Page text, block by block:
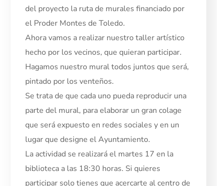
del proyecto la ruta de murales financiado por
el Proder Montes de Toledo.
Ahora vamos a realizar nuestro taller artístico
hecho por los vecinos, que quieran participar.
Hagamos nuestro mural todos juntos que será,
pintado por los venteños.
Se trata de que cada uno pueda reproducir una
parte del mural, para elaborar un gran colage
que será expuesto en redes sociales y en un
lugar que designe el Ayuntamiento.
La actividad se realizará el martes 17 en la
biblioteca a las 18:30 horas. Si quieres
participar solo tienes que acercarte al centro de